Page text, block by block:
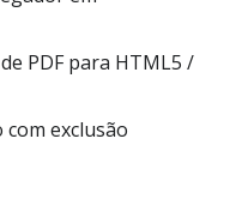
PDF para HTML5 /
exclusão